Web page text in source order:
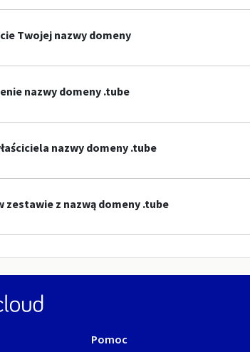
Twojej nazwy domeny
nazwy domeny .tube
nazwy domeny .tube
zestawie z nazwą domeny .tube
Pomoc